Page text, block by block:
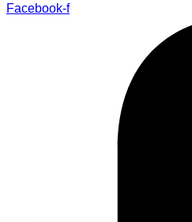
Facebook-f